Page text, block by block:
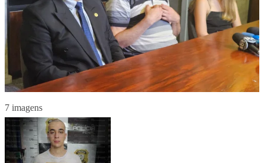
7 imagens